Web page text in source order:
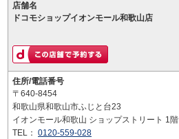
店舗名
ドコモショップイオンモール和歌山店
住所/電話番号
〒640-8454
和歌山県和歌山市ふじと台23
イオンモール和歌山 ショップストリート 1階
TEL： 0120-559-028